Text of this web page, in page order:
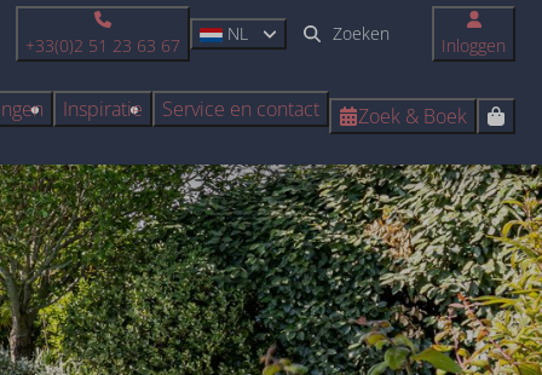
+33(0)2 51 23 63 67
NL
Inloggen
Inspiratie Service en contact Zoek & Boek